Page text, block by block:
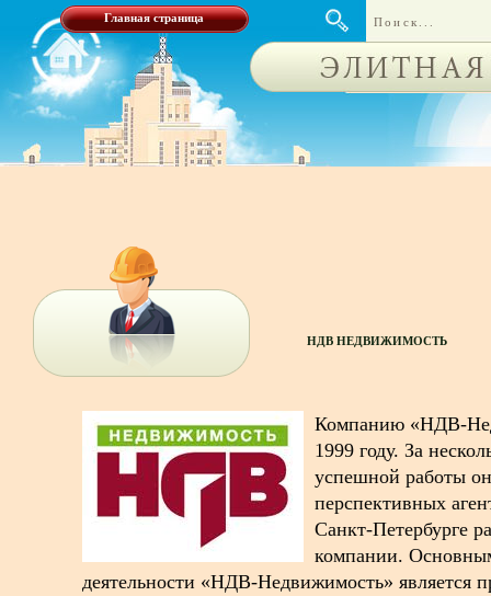
Главная страница
НДВ НЕДВИЖИМОСТЬ
Компанию «НДВ-
1999 году. За
успешной работы
перспективных
Санкт-Петербурге
компании.
деятельности «НДВ-Недвижимость» является